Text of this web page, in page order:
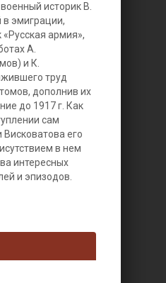
историк В.
эмиграции,
армия»,
А.
и К.
труд
дополнив их
до 1917 г. Как
сам
Висковатова его
в нем
интересных
и эпизодов.